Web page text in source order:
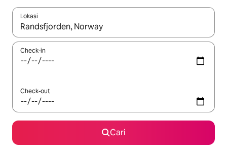
Lokasi
Jika hasil yang dicari tersedia, telusuri dengan tombol panah
Check-in
Check-out
Cari